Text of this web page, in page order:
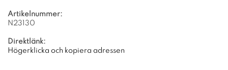
Artikelnummer:
N23130
Direktlänk:
Högerklicka och kopiera adressen